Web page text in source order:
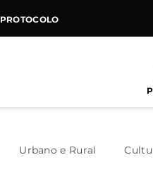
PROTOCOLO
Urbano e Rural